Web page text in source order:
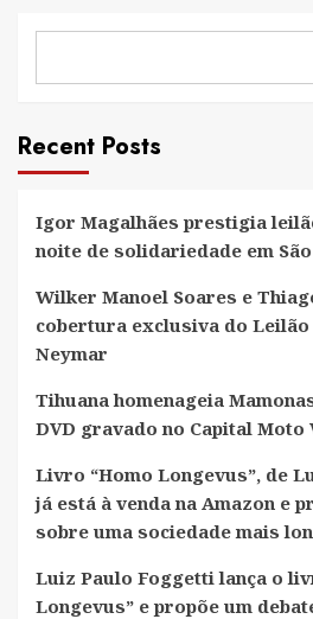
Recent Posts
Igor Magalhães prestigia
noite de solidariedade em
Wilker Manoel Soares e
cobertura exclusiva do
Neymar
Tihuana homenageia
DVD gravado no Capital Moto
Livro “Homo Longevus”, de
já está à venda na Amazon e
sobre uma sociedade mais
Luiz Paulo Foggetti lança o
Longevus” e propõe um